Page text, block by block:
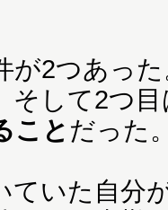
2つあった
そして2つ目
こと だった
ていた自分